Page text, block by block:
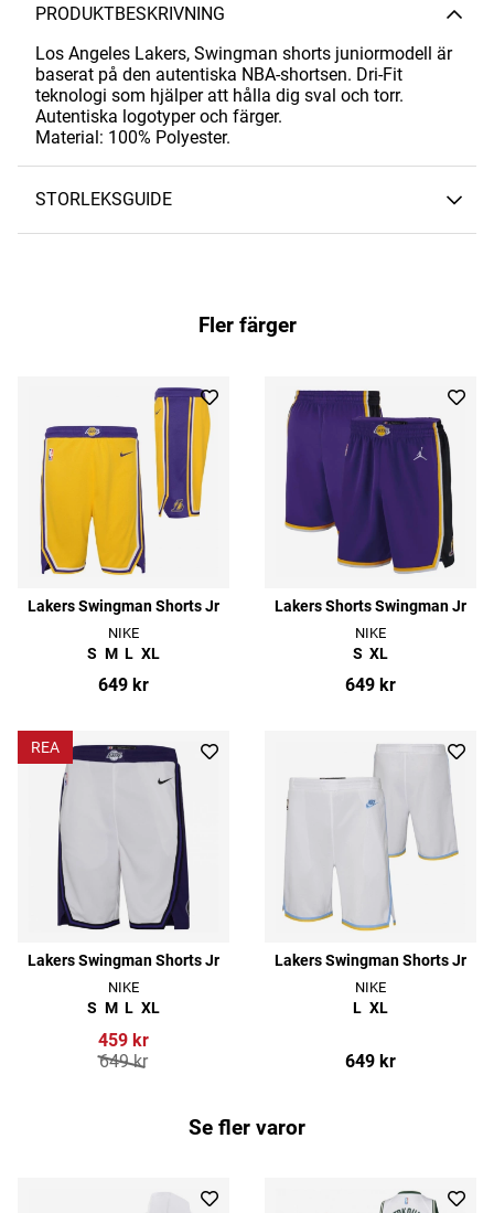
PRODUKTBESKRIVNING
Los Angeles Lakers, Swingman shorts juniormodell är
baserat på den autentiska NBA-shortsen. Dri-Fit
teknologi som hjälper att hålla dig sval och torr.
Autentiska logotyper och färger.
Material: 100% Polyester.
STORLEKSGUIDE
Fler färger
Lakers Swingman Shorts Jr
NIKE
S M L XL
649 kr
Lakers Shorts Swingman Jr
NIKE
S XL
649 kr
REA
Lakers Swingman Shorts Jr
NIKE
S M L XL
459 kr
649 kr
Lakers Swingman Shorts Jr
NIKE
L XL
649 kr
Se fler varor